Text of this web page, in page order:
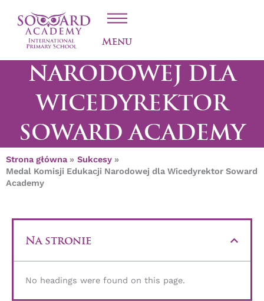
Menu
MEDAL KOMISJI
EDUKACJI
NARODOWEJ DLA
WICEDYREKTOR
SOWARD ACADEMY
Strona główna
Sukcesy
Medal Komisji Edukacji Narodowej dla Wicedyrektor Soward
Academy
Na stronie
No headings were found on this page.